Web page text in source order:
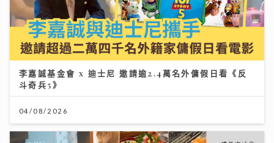
李嘉誠基金會 x 迪士尼 邀請逾2.4萬名外傭假日看《反
斗奇兵5》
04/08/2026